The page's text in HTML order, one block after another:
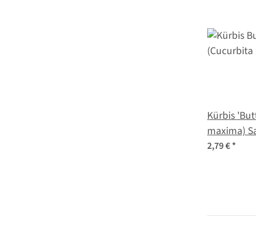
Kürbis
maxima)
2,79 €*